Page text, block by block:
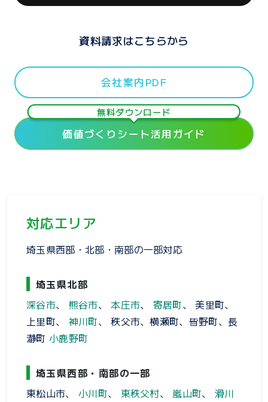
資料請求はこちらから
会社案内PDF
無料ダウンロード
価値づくりシート活用ガイド
対応エリア
埼玉県西部・北部・南部の一部対応
埼玉県北部
深谷市、 熊谷市、本庄市、 寄居町、 美里町、
上里町、 神川町、 秩父市、横瀬町、皆野町、長
瀞町 小鹿野町
埼玉県西部・南部の一部
東松山市、 小川町、 東秩父村、 嵐山町、滑川